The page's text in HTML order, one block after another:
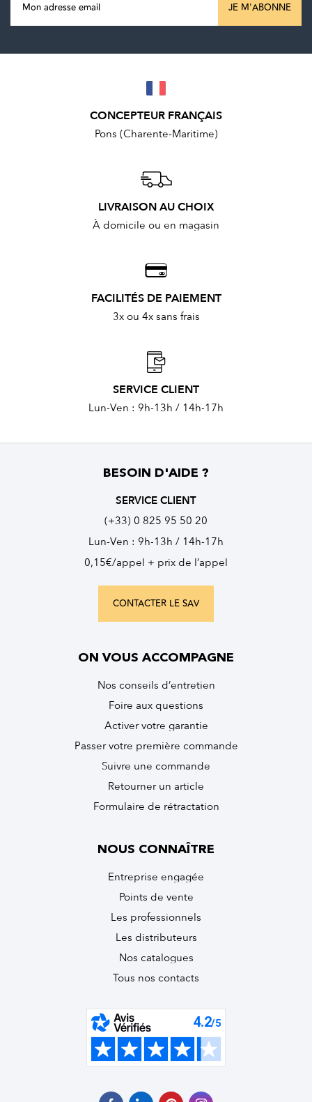
JE M'ABONNE
CONCEPTEUR FRANÇAIS
Pons (Charente-Maritime)
LIVRAISON AU CHOIX
À domicile ou en magasin
FACILITÉS DE PAIEMENT
3x ou 4x sans frais
SERVICE CLIENT
Lun-Ven : 9h-13h / 14h-17h
BESOIN D'AIDE ?
SERVICE CLIENT
(+33) 0 825 95 50 20
Lun-Ven : 9h-13h / 14h-17h
0,15€/appel + prix de l’appel
CONTACTER LE SAV
ON VOUS ACCOMPAGNE
Nos conseils d’entretien
Foire aux questions
Activer votre garantie
Passer votre première commande
Suivre une commande
Retourner un article
Formulaire de rétractation
NOUS CONNAÎTRE
Entreprise engagée
Points de vente
Les professionnels
Les distributeurs
Nos catalogues
Tous nos contacts